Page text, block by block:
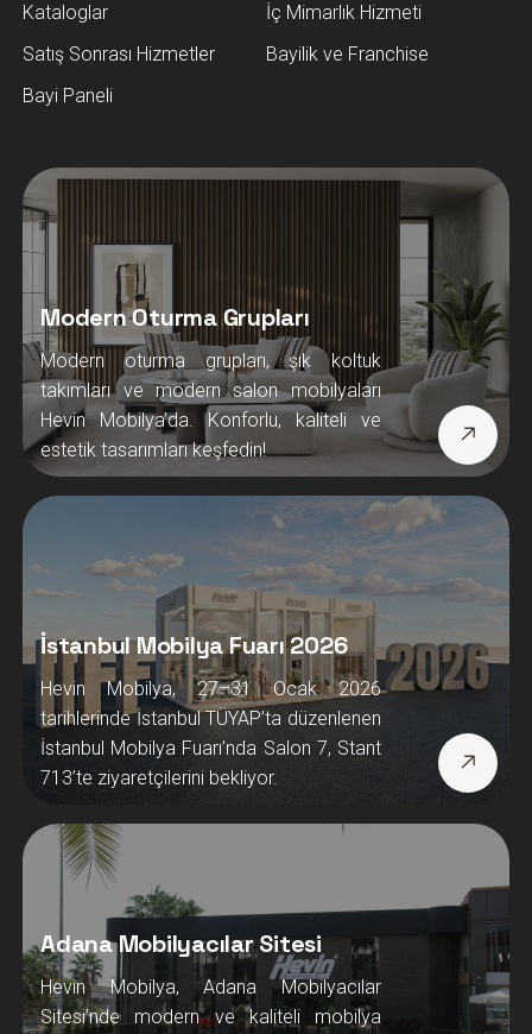
Kataloglar
İç Mimarlık Hizmeti
Satış Sonrası Hizmetler
Bayilik ve Franchise
Bayi Paneli
Modern Oturma Grupları
Modern oturma grupları, şık koltuk
takımları ve modern salon mobilyaları
Hevin Mobilya’da. Konforlu, kaliteli ve
estetik tasarımları keşfedin!
İstanbul Mobilya Fuarı 2026
Hevin Mobilya, 27–31 Ocak 2026
tarihlerinde İstanbul TÜYAP’ta düzenlenen
İstanbul Mobilya Fuarı’nda Salon 7, Stant
713’te ziyaretçilerini bekliyor.
Adana Mobilyacılar Sitesi
Hevin Mobilya, Adana Mobilyacılar
Sitesi’nde modern ve kaliteli mobilya